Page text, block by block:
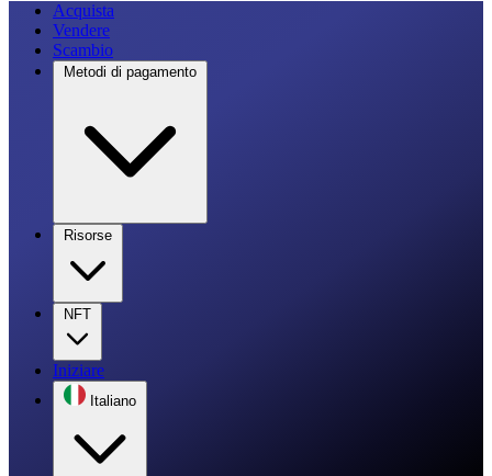
Acquista
Vendere
Scambio
Metodi di pagamento
Risorse
NFT
Iniziare
Italiano